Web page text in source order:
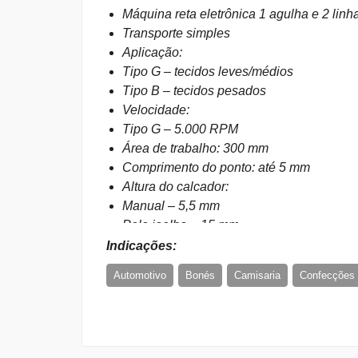
Máquina reta eletrônica 1 agulha e 2
Transporte simples
Aplicação:
Tipo G – tecidos leves/médios
Tipo B – tecidos pesados
Velocidade:
Tipo G – 5.000 RPM
Área de trabalho: 300 mm
Comprimento do ponto: até 5 mm
Altura do calcador:
Manual – 5,5 mm
Pelo joelho – 15 mm
Automático – 10 mm (opcional)
Lançadeira: standard
Lubrificação automática com carter de
Indicações:
Automotivo Bonés Camisaria Confecções